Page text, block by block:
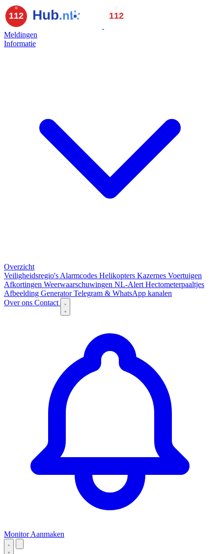
Meldingen
Informatie
Overzicht
Veiligheidsregio's Alarmcodes Helikopters Kazernes Voertuigen
Afkortingen Weerwaarschuwingen NL-Alert Hectometerpaaltjes
Afbeelding GeneratorTelegram & WhatsApp kanalen
Over ons Contact
Monitor Aanmaken